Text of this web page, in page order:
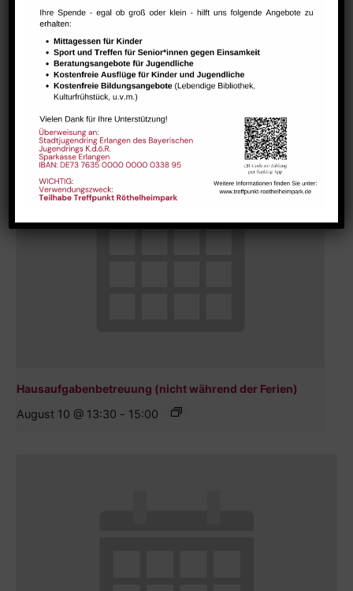
Bharathanatiyam Kindertanzgruppe
August 9 @ 10:00 - 12:00
Hausaufgabenbetreuung (nicht während der Ferien)
August 10 @ 13:30 - 15:00